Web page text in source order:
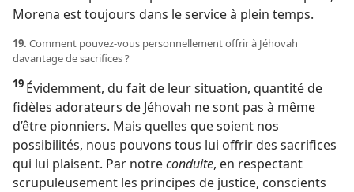
Morena est toujours dans le service à plein temps.
19. Comment pouvez-​vous personnellement offrir à Jéhovah
davantage de sacrifices ?
19 Évidemment, du fait de leur situation, quantité de
fidèles adorateurs de Jéhovah ne sont pas à même
d’être pionniers. Mais quelles que soient nos
possibilités, nous pouvons tous lui offrir des sacrifices
qui lui plaisent. Par notreconduite, en respectant
scrupuleusement les principes de justice, conscients